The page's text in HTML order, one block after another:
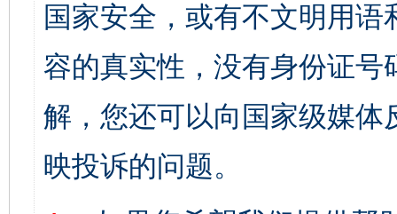
国家安全，或有不文明用
容的真实性，没有身份证
解，您还可以向国家级媒
映投诉的问题。